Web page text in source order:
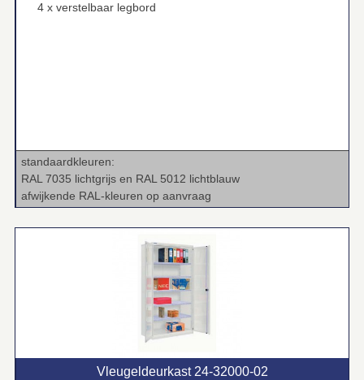
4 x verstelbaar legbord
standaardkleuren:
RAL 7035 lichtgrijs en RAL 5012 lichtblauw
afwijkende RAL‑kleuren op aanvraag
Vleugeldeurkast 24‑32000‑02